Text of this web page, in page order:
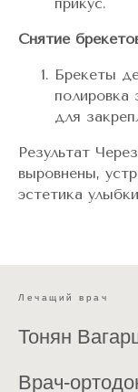
Снятие
Брекеты
полировка
для
Результат Через
выровнены,
эстетика
Лечащий врач
Тонян
Врач-